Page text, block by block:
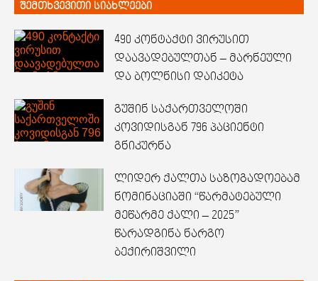
შემთხვევითი სიახლეები
490 კონტაქტი ვირუსით
დაავადებულთან – მარნეული
და ბოლნისი დაიკეტა
გუშინ საქართველოში
კოვიდისგან 796 პაციენტი
გნიკურნა
ლიდერ ქალთა საზოგადოებამ
ნომინაციაში “წარმატებული
მეწარმე ქალი – 2025”
წარადგინა ნარგო
ბექირიშვილი